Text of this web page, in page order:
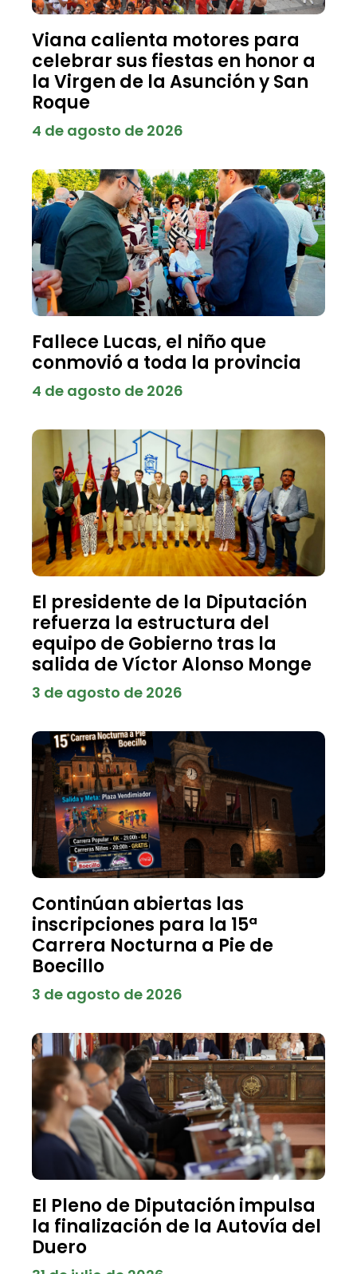
Viana calienta motores para
celebrar sus fiestas en honor a
la Virgen de la Asunción y San
Roque
4 de agosto de 2026
Fallece Lucas, el niño que
conmovió a toda la provincia
4 de agosto de 2026
El presidente de la Diputación
refuerza la estructura del
equipo de Gobierno tras la
salida de Víctor Alonso Monge
3 de agosto de 2026
Continúan abiertas las
inscripciones para la 15ª
Carrera Nocturna a Pie de
Boecillo
3 de agosto de 2026
El Pleno de Diputación impulsa
la finalización de la Autovía del
Duero